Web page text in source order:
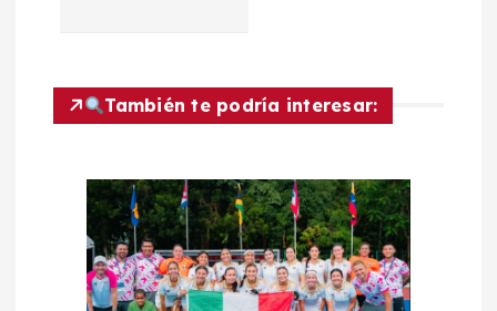
e
También te podría interesar: